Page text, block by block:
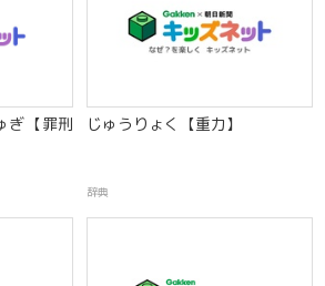
ぎ【罪刑
じゅうりょく【重力】
辞典